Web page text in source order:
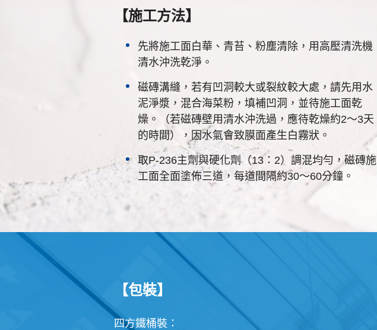
【施工方法】
先將施工面白華、青苔、粉塵清除，用高壓清洗機
清水沖洗乾淨。
磁磚溝縫，若有凹洞較大或裂紋較大處，請先用水
泥淨漿，混合海菜粉，填補凹洞，並待施工面乾
燥。（若磁磚壁用清水沖洗過，應待乾燥約2～3天
的時間），因水氣會致膜面產生白霧狀。
取P-236主劑與硬化劑（13：2）調混均勻，磁磚施
工面全面塗佈三道，每道間隔約30～60分鐘。
【包裝】
四方鐵桶裝：